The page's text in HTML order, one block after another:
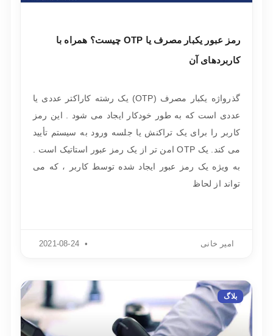
رمز عبور یکبار مصرف یا OTP چیست؟ همراه با
کاربرد‌های آن
گذرواژه یکبار مصرف (OTP) یک رشته کاراکتر عددی یا
عددی است که به طور خودکار ایجاد می شود . این رمز
کاربر را برای یک تراکنش یا جلسه ورود به سیستم تأیید
می کند. یک OTP امن تر از یک رمز عبور استاتیک است .
به ویژه یک رمز عبور ایجاد شده توسط کاربر ، که می
تواند از لحاظ
امیر خانی
بلاگ